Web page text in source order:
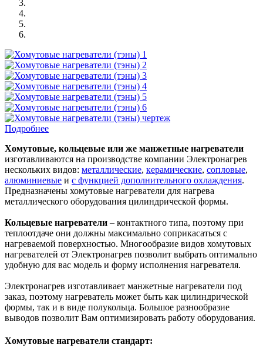
Подробнее
Хомутовые, кольцевые или же манжетные нагреватели
изготавливаются на производстве компании Электронагрев
нескольких видов: металлические, керамические, сопловые,
алюминиевые и с функцией дополнительного охлаждения.
Предназначены хомутовые нагреватели для нагрева
металлического оборудования цилиндрической формы.
Кольцевые нагреватели – контактного типа, поэтому при
теплоотдаче они должны максимально соприкасаться с
нагреваемой поверхностью. Многообразие видов хомутовых
нагревателей от Электронагрев позволит выбрать оптимально
удобную для вас модель и форму исполнения нагревателя.
Электронагрев изготавливает манжетные нагреватели под
заказ, поэтому нагреватель может быть как цилиндрической
формы, так и в виде полукольца. Большое разнообразие
выводов позволит Вам оптимизировать работу оборудования.
Хомутовые нагреватели стандарт: